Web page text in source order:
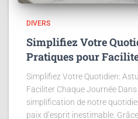
DIVERS
Simplifiez Votre
Pratiques pour
Simplifiez Votre Quotidien:
Faciliter Chaque Journée
simplification de notre
paix d’esprit inestimable.